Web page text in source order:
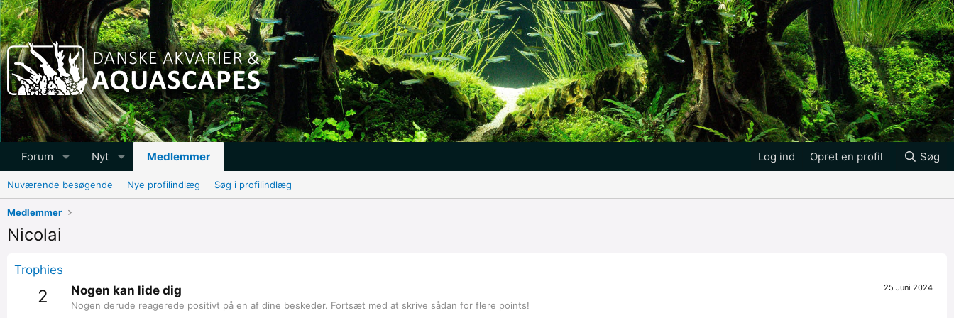
Forum Nyt Medlemmer Log ind Opret en profil Søg
Nuværende besøgende Nye profilindlæg Søg i profilindlæg
Medlemmer
Nicolai
Trophies
2 25 Juni 2024
Nogen kan lide dig
Nogen derude reagerede positivt på en af dine beskeder. Fortsæt med at skrive sådan for flere points!